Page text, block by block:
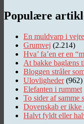
Populære
En muldvarp i
Grumvej (2.214)
Hva’ fa’en er en
At bakke baglæns
Bloggen stråler
Ulovligheder (962)
Elefanten i rummet
To sider af samme
Dovenskab er ikke
Halvt fyldt eller